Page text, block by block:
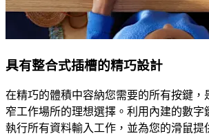
具有整合式插槽的精巧設計
在精巧的體積中容納您需要的所有按鍵，
窄工作場所的理想選擇。利用內建的數字
執行所有資料輸入工作，並為您的滑鼠提